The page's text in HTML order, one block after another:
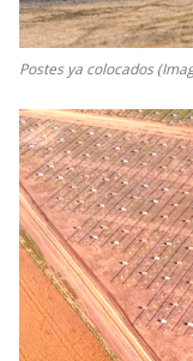
Postes ya colocados